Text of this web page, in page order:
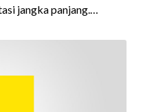
jangka panjang.
Menghabiskan uang